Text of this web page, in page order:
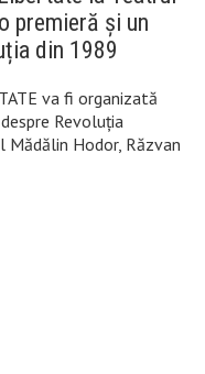
premieră și un
din 1989
va fi organizată
Revoluția
Mădălin Hodor, Răzvan